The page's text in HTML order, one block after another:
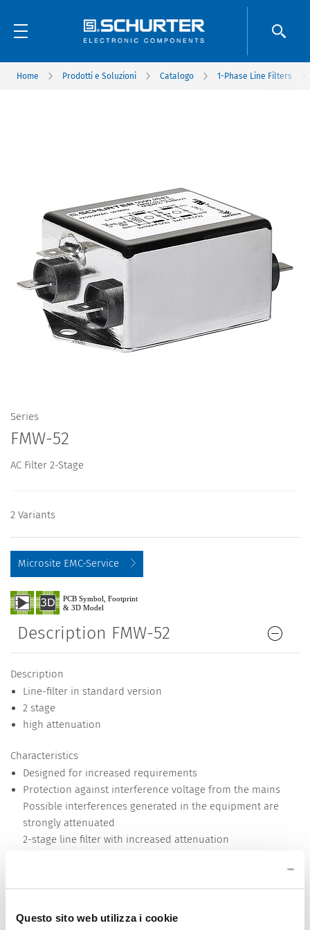
Questo sito web utilizza i cookie
Home Prodotti e Soluzioni Catalogo 1-Phase Line Filters
Series
FMW-52
AC Filter 2-Stage
2 Variants
Microsite EMC-Service
Description FMW-52
Description
Line-filter in standard version
2 stage
high attenuation
Characteristics
Designed for increased requirements
Protection against interference voltage from the mains
Possible interferences generated in the equipment are
strongly attenuated
2-stage line filter with increased attenuation
Suitable for use in equipment according to IEC/UL 62368-1